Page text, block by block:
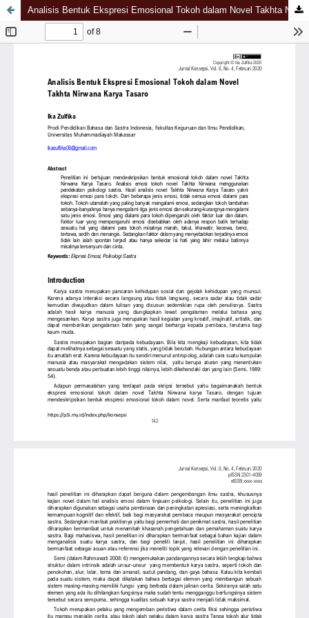
Analisis Bentuk Ekspresi Emosional Tokoh dalam Novel Takhta Nirwana Karya Tasaro